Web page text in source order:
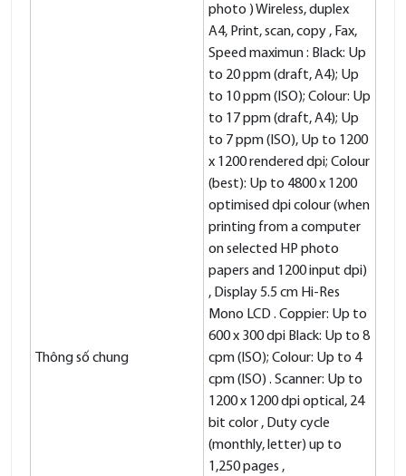
Thông số chung
photo ) Wireless, duplex
A4, Print, scan, copy , Fax,
Speed maximun : Black: Up
to 20 ppm (draft, A4); Up
to 10 ppm (ISO); Colour: Up
to 17 ppm (draft, A4); Up
to 7 ppm (ISO), Up to 1200
x 1200 rendered dpi; Colour
(best): Up to 4800 x 1200
optimised dpi colour (when
printing from a computer
on selected HP photo
papers and 1200 input dpi)
, Display 5.5 cm Hi-Res
Mono LCD . Coppier: Up to
600 x 300 dpi Black: Up to 8
cpm (ISO); Colour: Up to 4
cpm (ISO) . Scanner: Up to
1200 x 1200 dpi optical, 24
bit color , Duty cycle
(monthly, letter) up to
1,250 pages ,